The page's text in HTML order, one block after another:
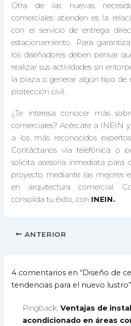
Otra de las nuevas
comerciales atienden es la
con el servicio de entrega
estacionamiento. Para
los diseñadores deben pensar
realizar sus actividades sin
la plaza o generar algún tipo de
protección civil.
¿Te interesa conocer más
comerciales? Acércate a INEIN
a los más reconocidos
Contáctanos vía telefónica o
solicita asesoría inmediata para
proyecto mediante las mejores
en arquitectura comercial.
consolida tu éxito, con INEIN.
ANTERIOR
4 comentarios en “Diseño de
tendencias para el nuevo lustro”
Pingback:Ventajas de
acondicionado en áreas